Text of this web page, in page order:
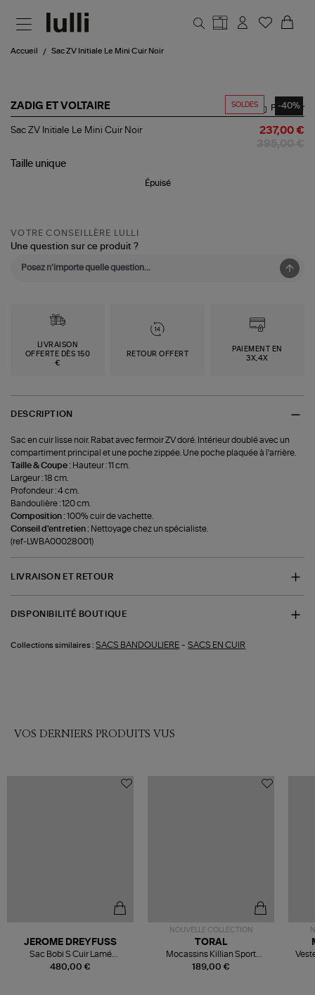
Accueil Sac ZV Initiale Le Mini Cuir Noir
SOLDES -40%
ZADIG ET VOLTAIRE
Sac
Le
Partager
Sac ZV Initiale Le Mini Cuir Noir 237,00 €
Taille unique
Épuisé
VOTRE CONSEILLÈRE LULLI
Une question sur ce produit ?
LIVRAISON
OFFERTE DÈS 150
€
RETOUR OFFERT
PAIEMENT EN
3X,4X
DESCRIPTION
Sac en cuir lisse noir. Rabat avec fermoir ZV doré. Intérieur doublé avec un
compartiment principal et une poche zippée. Une poche plaquée à l'arrière.
Taille & Coupe : Hauteur : 11 cm.
Largeur : 18 cm.
Profondeur : 4 cm.
Bandoulière : 120 cm.
Composition :100% cuir de vachette.
Conseil d'entretien : Nettoyage chez un spécialiste.
(ref-LWBA00028001)
LIVRAISON ET RETOUR
DISPONIBILITÉ BOUTIQUE
Collections similaires : SACS BANDOULIERE -SACS EN CUIR
VOS DERNIERS PRODUITS VUS
480,00 €
JEROME DREYFUSS
Sac Bobi S Cuir Lamé
Champagne
NOUVELLE COLLECTION
189,00 €
TORAL
Mocassins Killian Sport
Mousse